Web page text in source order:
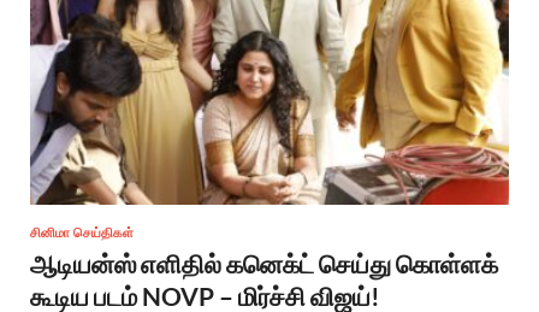
சினிமா செய்திகள்
ஆடியன்ஸ் எளிதில் கனெக்ட் செய்து கொள்ளக்
கூடிய படம் NOVP – மிர்ச்சி விஜய்!